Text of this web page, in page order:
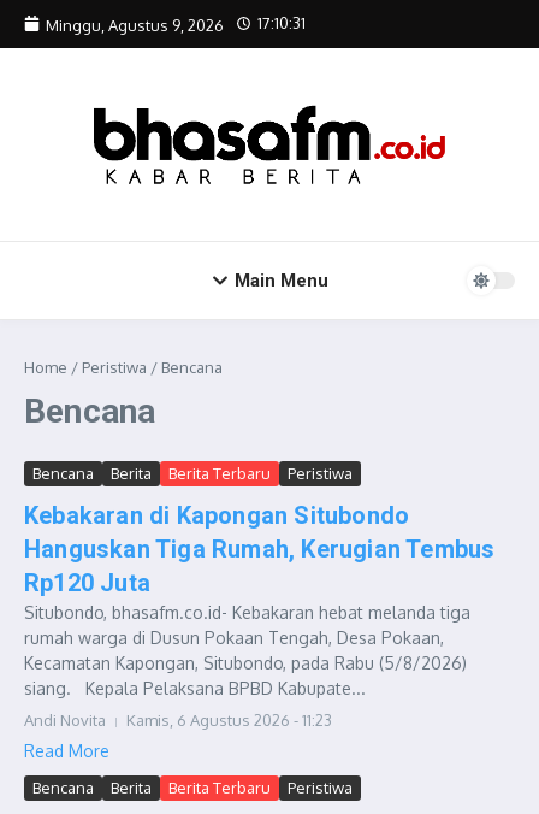
Lewati ke konten
Minggu, Agustus 9, 2026 17:10:31
Main Menu
Home / Peristiwa / Bencana
Bencana
Bencana Berita Berita Terbaru Peristiwa
Kebakaran di Kapongan Situbondo
Hanguskan Tiga Rumah, Kerugian Tembus
Rp120 Juta
Situbondo, bhasafm.co.id- Kebakaran hebat melanda tiga
rumah warga di Dusun Pokaan Tengah, Desa Pokaan,
Kecamatan Kapongan, Situbondo, pada Rabu (5/8/2026)
siang. Kepala Pelaksana BPBD Kabupate...
Andi Novita Kamis, 6 Agustus 2026 - 11:23
Read More
Bencana Berita Berita Terbaru Peristiwa